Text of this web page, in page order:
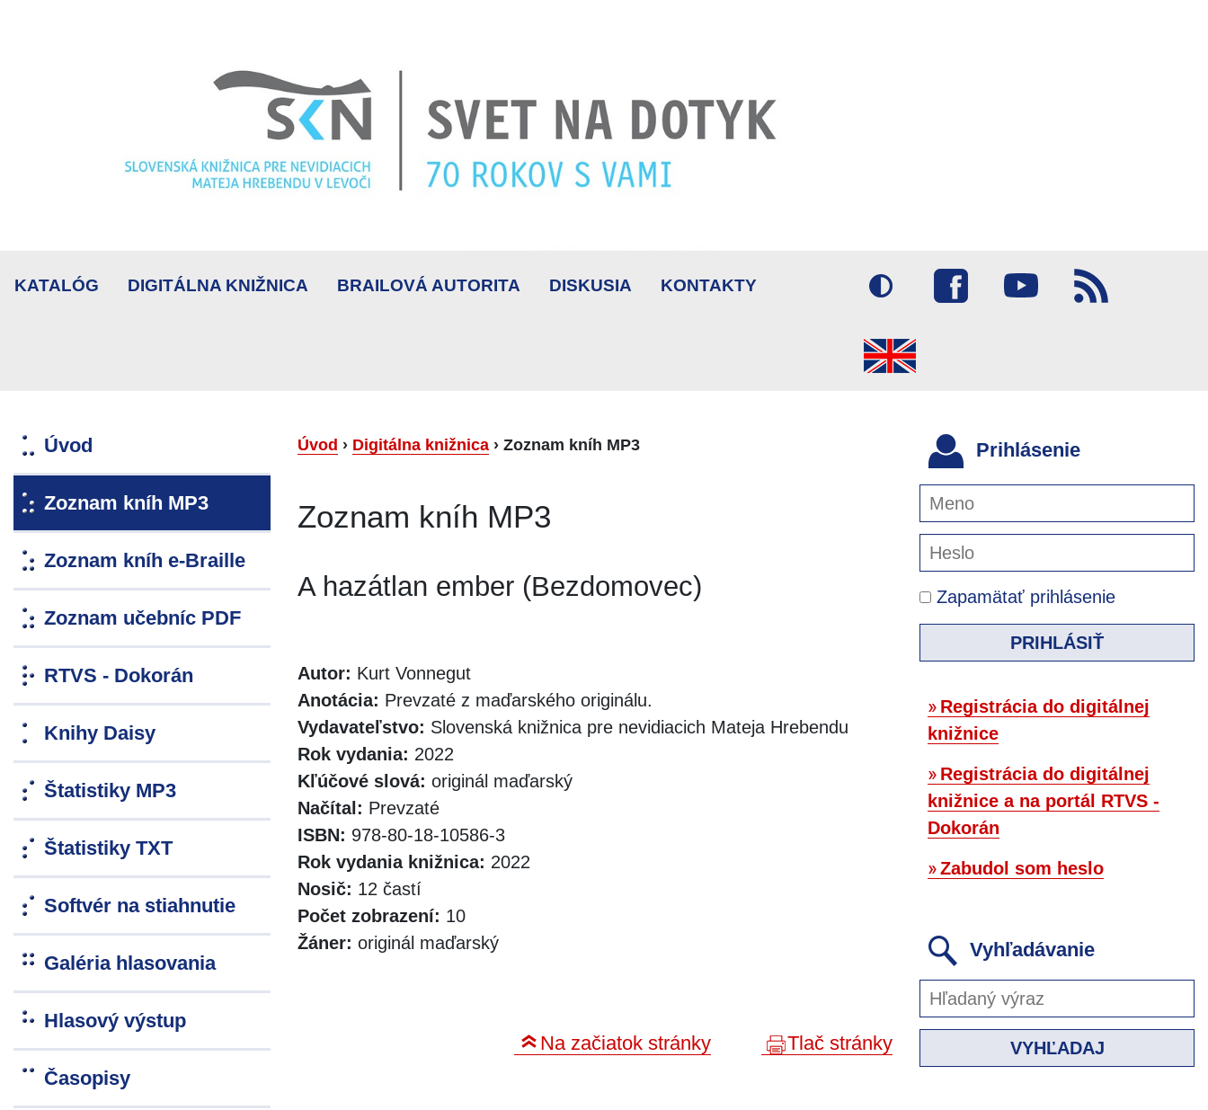
KATALÓG DIGITÁLNA KNIŽNICA BRAILOVÁ AUTORITA DISKUSIA KONTAKTY
Úvod
Zoznam kníh MP3
Zoznam kníh e-Braille
Zoznam učebníc PDF
RTVS - Dokorán
Knihy Daisy
Štatistiky MP3
Štatistiky TXT
Softvér na stiahnutie
Galéria hlasovania
Hlasový výstup
Časopisy
Úvod › Digitálna knižnica › Zoznam kníh MP3
Zoznam kníh MP3
A hazátlan ember (Bezdomovec)
Autor: Kurt Vonnegut
Anotácia: Prevzaté z maďarského originálu.
Vydavateľstvo: Slovenská knižnica pre nevidiacich Mateja Hrebendu
Rok vydania: 2022
Kľúčové slová: originál maďarský
Načítal: Prevzaté
ISBN: 978-80-18-10586-3
Rok vydania knižnica: 2022
Nosič: 12 častí
Počet zobrazení: 10
Žáner: originál maďarský
Na začiatok stránky Tlač stránky
Prihlásenie
Zapamätať prihlásenie
PRIHLÁSIŤ
Registrácia do digitálnej
knižnice
Registrácia do digitálnej
knižnice a na portál RTVS -
Dokorán
Zabudol som heslo
Vyhľadávanie
VYHĽADAJ